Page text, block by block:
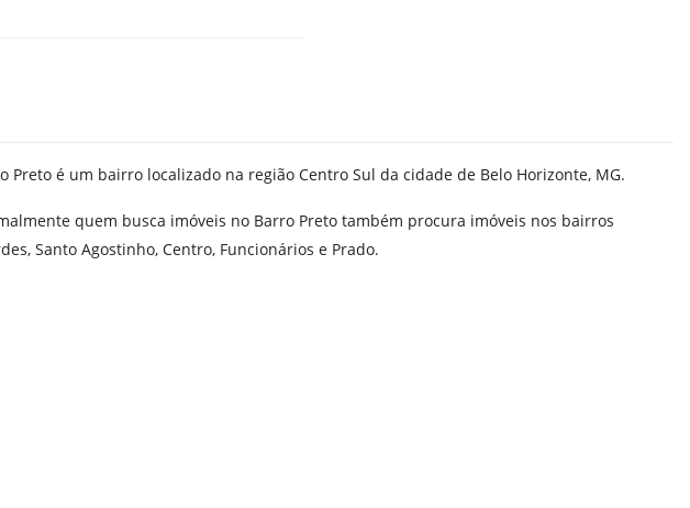
Preto é um bairro localizado na região Centro Sul da cidade de Belo Horizonte, MG.
quem busca imóveis no Barro Preto também procura imóveis nos bairros
, Santo Agostinho, Centro, Funcionários e Prado.